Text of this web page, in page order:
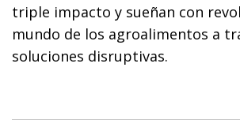
triple impacto y sueñan con
mundo de los agroalimentos a
soluciones disruptivas.